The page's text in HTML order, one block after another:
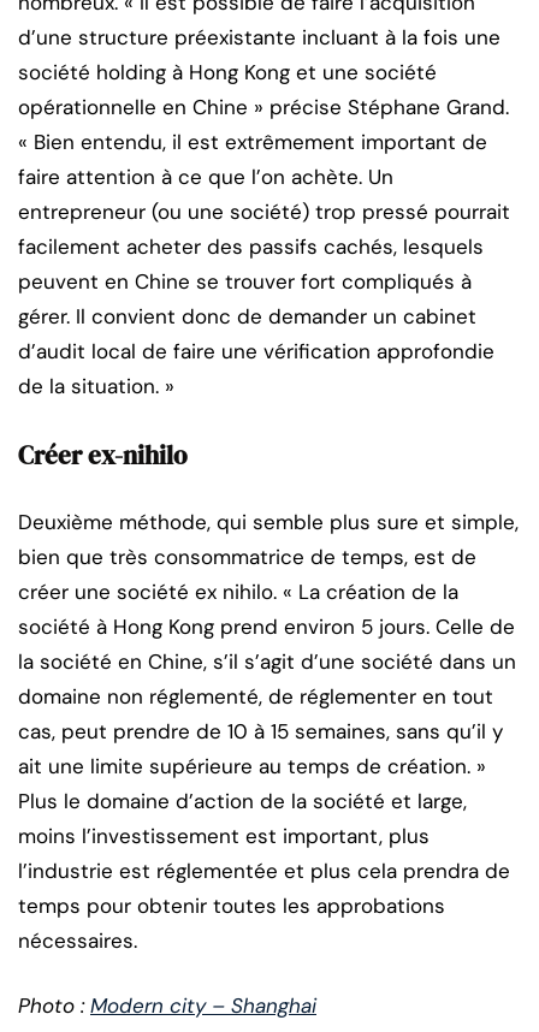
d’une structure préexistante incluant à la fois une
société holding à Hong Kong et une société
opérationnelle en Chine » précise Stéphane Grand.
« Bien entendu, il est extrêmement important de
faire attention à ce que l’on achète. Un
entrepreneur (ou une société) trop pressé pourrait
facilement acheter des passifs cachés, lesquels
peuvent en Chine se trouver fort compliqués à
gérer. Il convient donc de demander un cabinet
d’audit local de faire une vérification approfondie
de la situation. »
Créer ex-nihilo
Deuxième méthode, qui semble plus sure et simple,
bien que très consommatrice de temps, est de
créer une société ex nihilo. « La création de la
société à Hong Kong prend environ 5 jours. Celle de
la société en Chine, s’il s’agit d’une société dans un
domaine non réglementé, de réglementer en tout
cas, peut prendre de 10 à 15 semaines, sans qu’il y
ait une limite supérieure au temps de création. »
Plus le domaine d’action de la société et large,
moins l’investissement est important, plus
l’industrie est réglementée et plus cela prendra de
temps pour obtenir toutes les approbations
nécessaires.
Photo :Modern city – Shanghai